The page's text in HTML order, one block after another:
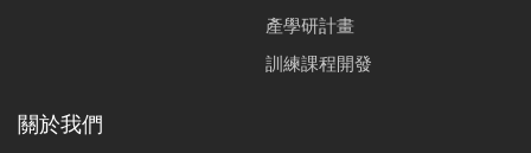
產學研計畫
訓練課程開發
關於我們